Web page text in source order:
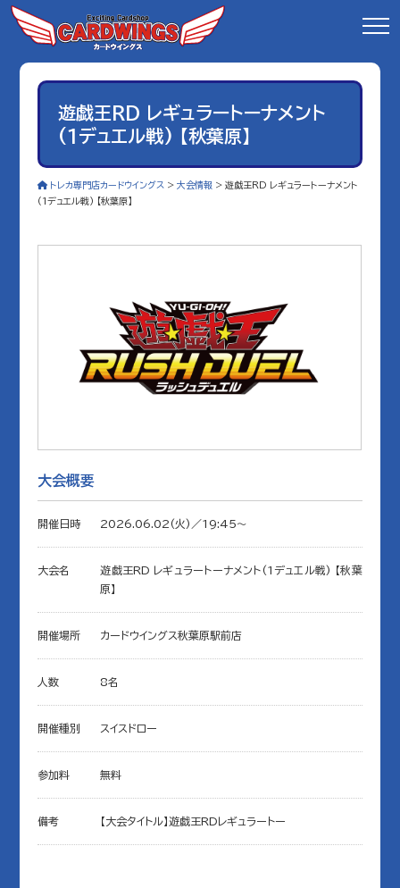
遊戯王RD レギュラートーナメント
(1デュエル戦) 【秋葉原】
トレカ専門店カードウイングス >大会情報 >遊戯王RD レギュラートーナメント
(1デュエル戦) 【秋葉原】
大会概要
開催日時 2026.06.02(火)／19:45〜
大会名
遊戯王RD レギュラートーナメント(1デュエル戦) 【秋葉
原】
開催場所 カードウイングス秋葉原駅前店
人数 8名
開催種別 スイスドロー
参加料 無料
備考 【大会タイトル】遊戯王RDレギュラートー